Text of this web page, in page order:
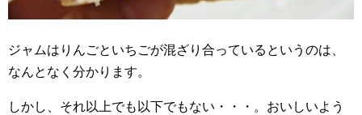
ジャムはりんごといちごが混ざり合っているというのは、
なんとなく分かります。
しかし、それ以上でも以下でもない・・・。おいしいよう